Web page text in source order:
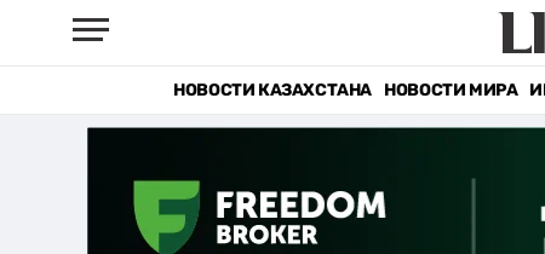
НОВОСТИ КАЗАХСТАНА НОВОСТИ МИРА